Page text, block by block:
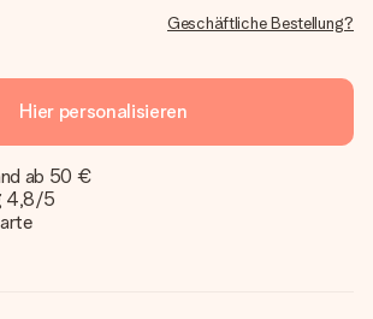
Geschäftliche Bestellung?
Hier personalisieren
ab 50 €
4,8/5